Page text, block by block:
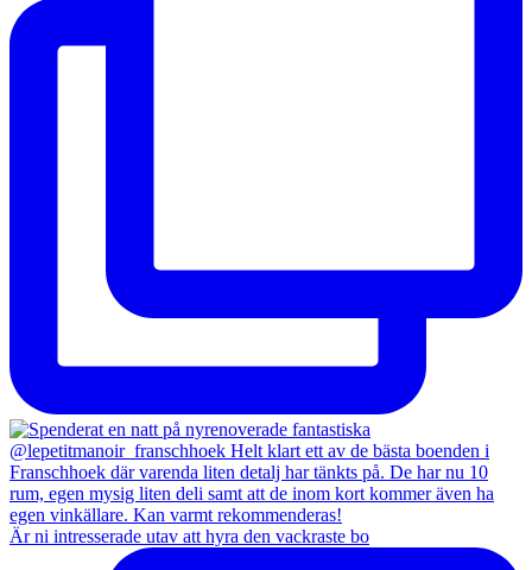
Är ni intresserade utav att hyra den vackraste bo